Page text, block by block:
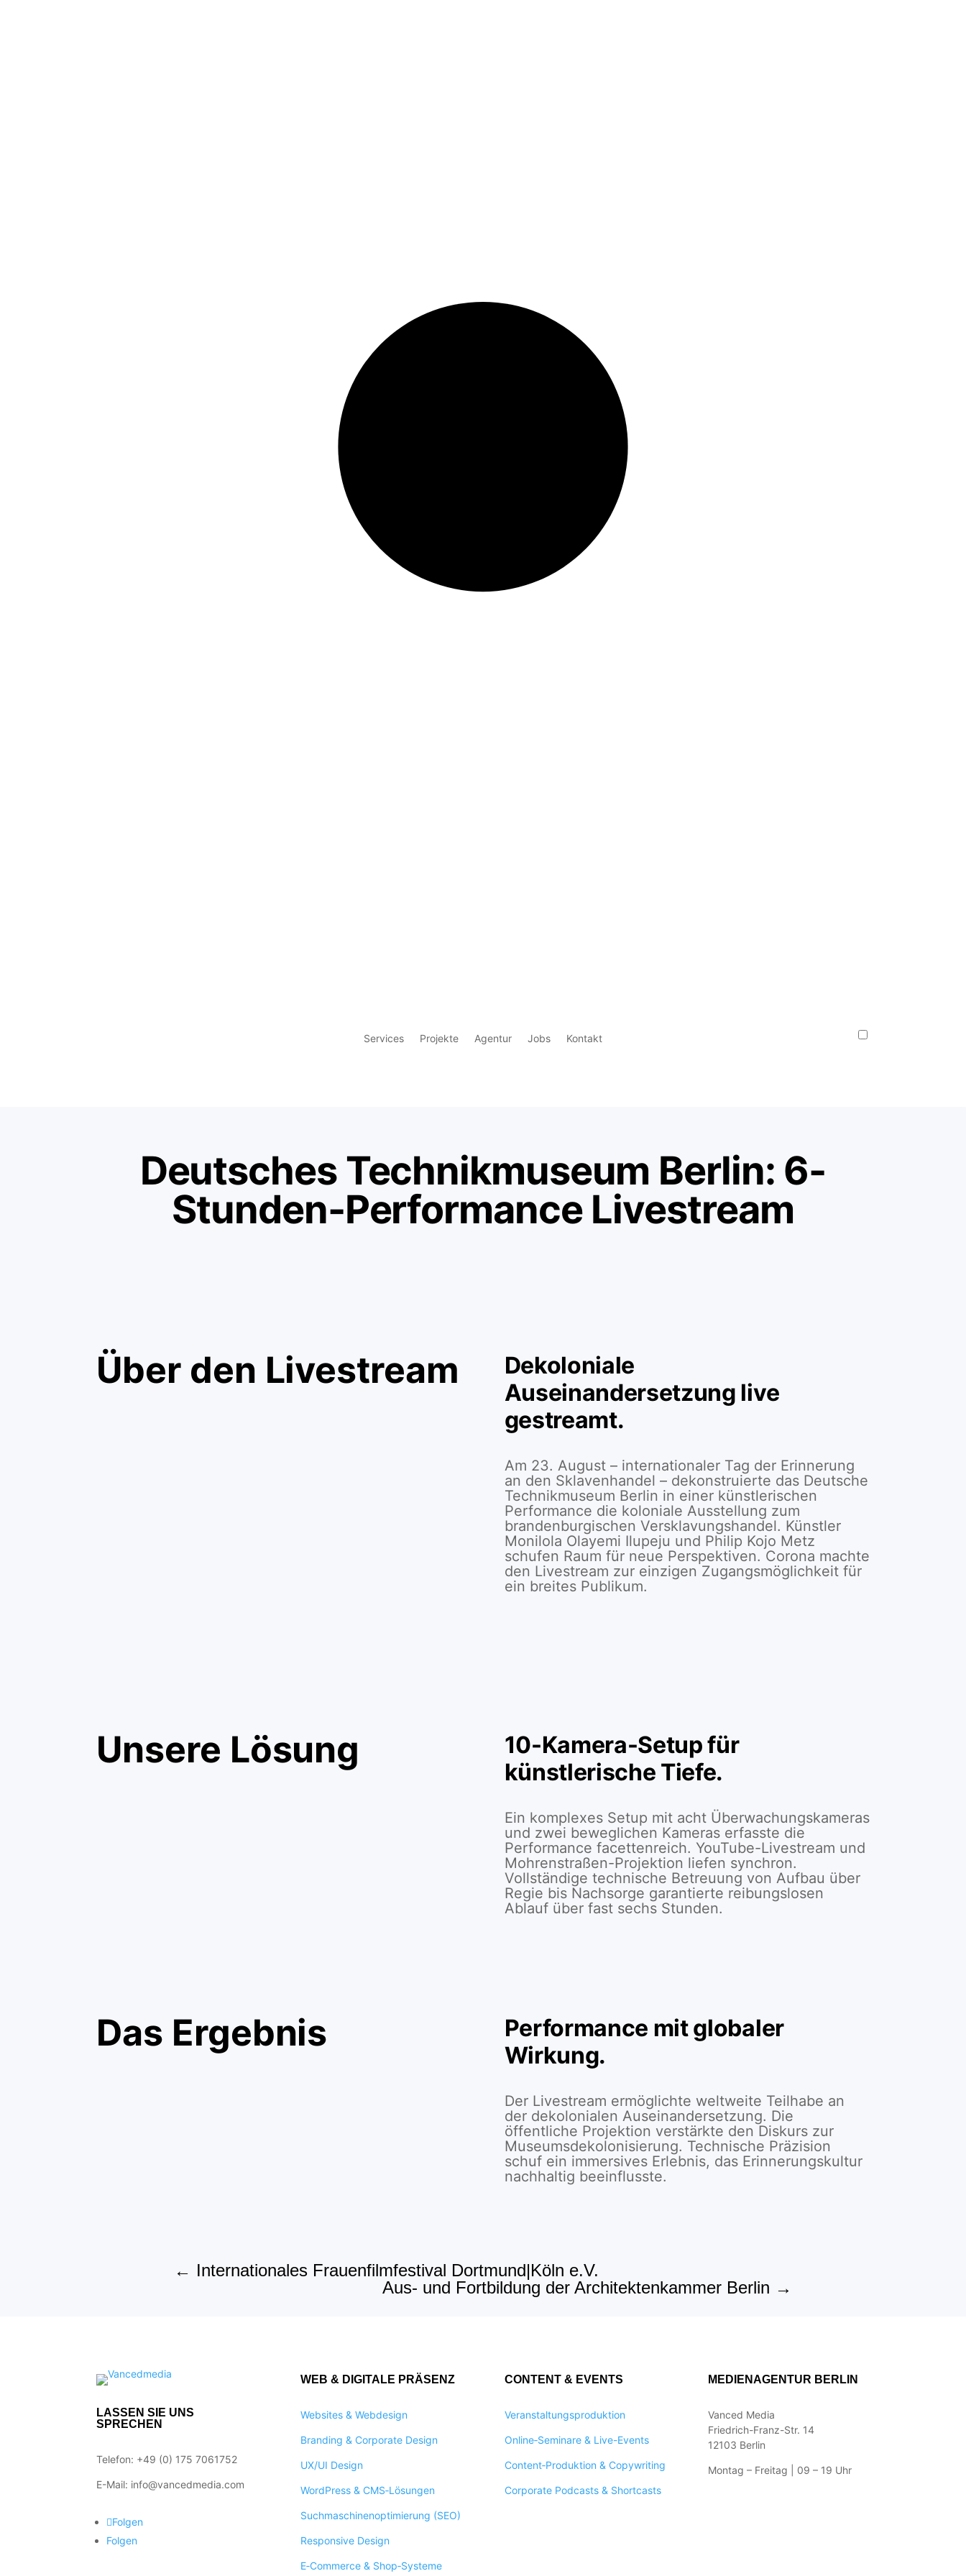
Services Projekte Agentur Jobs Kontakt
Deutsches Technikmuseum Berlin: 6-
Stunden-Performance Livestream
Über den Livestream
Dekoloniale
Auseinandersetzung live
gestreamt.
Am 23. August – internationaler Tag der Erinnerung
an den Sklavenhandel – dekonstruierte das Deutsche
Technikmuseum Berlin in einer künstlerischen
Performance die koloniale Ausstellung zum
brandenburgischen Versklavungshandel. Künstler
Monilola Olayemi Ilupeju und Philip Kojo Metz
schufen Raum für neue Perspektiven. Corona machte
den Livestream zur einzigen Zugangsmöglichkeit für
ein breites Publikum.
Unsere Lösung
10-Kamera-Setup für
künstlerische Tiefe.
Ein komplexes Setup mit acht Überwachungskameras
und zwei beweglichen Kameras erfasste die
Performance facettenreich. YouTube-Livestream und
Mohrenstraßen-Projektion liefen synchron.
Vollständige technische Betreuung von Aufbau über
Regie bis Nachsorge garantierte reibungslosen
Ablauf über fast sechs Stunden.
Das Ergebnis
Performance mit globaler
Wirkung.
Der Livestream ermöglichte weltweite Teilhabe an
der dekolonialen Auseinandersetzung. Die
öffentliche Projektion verstärkte den Diskurs zur
Museumsdekolonisierung. Technische Präzision
schuf ein immersives Erlebnis, das Erinnerungskultur
nachhaltig beeinflusste.
← Internationales Frauenfilmfestival Dortmund|Köln e.V.
Aus- und Fortbildung der Architektenkammer Berlin →
LASSEN SIE UNS
SPRECHEN
Telefon: +49 (0) 175 7061752
E-Mail: info@vancedmedia.com
Folgen
Folgen
WEB & DIGITALE PRÄSENZ
Websites & Webdesign
Branding & Corporate Design
UX/UI Design
WordPress & CMS‑Lösungen
Suchmaschinenoptimierung (SEO)
Responsive Design
E‑Commerce & Shop‑Systeme
CONTENT & EVENTS
Veranstaltungsproduktion
Online‑Seminare & Live-Events
Content‑Produktion & Copywriting
Corporate Podcasts & Shortcasts
MEDIENAGENTUR BERLIN
Vanced Media
Friedrich-Franz-Str. 14
12103 Berlin
Montag – Freitag | 09 – 19 Uhr